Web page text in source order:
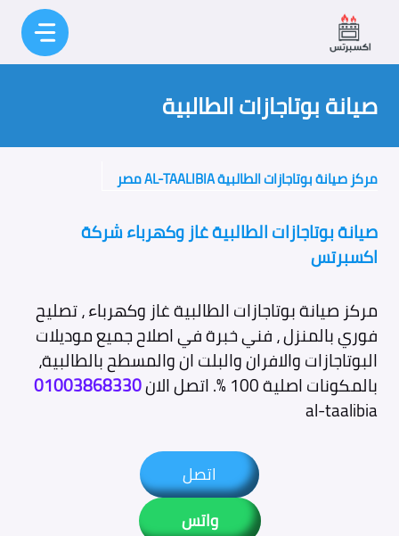
المحتوى
صيانة بوتاجازات الطالبية
مركز صيانة بوتاجازات الطالبية AL-TAALIBIA مصر
صيانة بوتاجازات الطالبية غاز وكهرباء شركة
اكسبرتس
مركز صيانة بوتاجازات الطالبية غاز وكهرباء ، تصليح
فوري بالمنزل ، فني خبرة في اصلاح جميع موديلات
البوتاجازات والافران والبلت ان والمسطح بالطالبية،
بالمكونات اصلية 100 %. اتصل الان 01003868330
al-taalibia
اتصل
واتس